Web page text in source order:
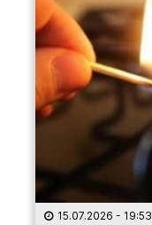
15.07.2026 - 19:53